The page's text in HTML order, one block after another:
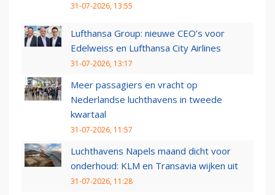
31-07-2026, 13:55
Lufthansa Group: nieuwe CEO’s voor
Edelweiss en Lufthansa City Airlines
31-07-2026, 13:17
Meer passagiers en vracht op
Nederlandse luchthavens in tweede
kwartaal
31-07-2026, 11:57
Luchthavens Napels maand dicht voor
onderhoud: KLM en Transavia wijken uit
31-07-2026, 11:28